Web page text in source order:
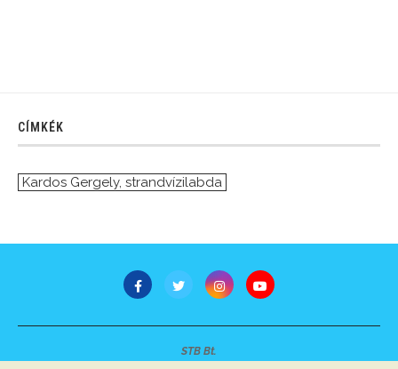
CÍMKÉK
Kardos Gergely, strandvízilabda
STB Bt.